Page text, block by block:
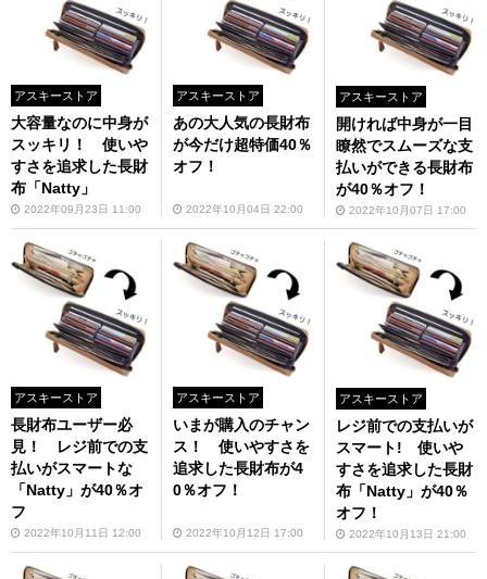
アスキーストア
大容量なのに中身が
スッキリ！ 使いや
すさを追求した長財
布「Natty」
2022年09月23日 11:00
アスキーストア
あの大人気の長財布
が今だけ超特価40％
オフ！
2022年10月04日 22:00
アスキーストア
開ければ中身が一目
瞭然でスムーズな支
払いができる長財布
が40％オフ！
2022年10月07日 17:00
アスキーストア
長財布ユーザー必
見！ レジ前での支
払いがスマートな
「Natty」が40％オ
フ
2022年10月11日 12:00
アスキーストア
いまが購入のチャン
ス！ 使いやすさを
追求した長財布が4
0％オフ！
2022年10月12日 17:00
アスキーストア
レジ前での支払いが
スマート! 使いや
すさを追求した長財
布「Natty」が40％
オフ！
2022年10月13日 21:00